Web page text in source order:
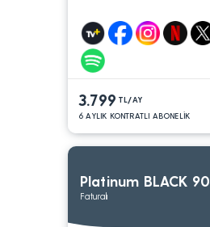
3.799 TL/AY
6 AYLIK KONTRATLI ABONELİK
Platinum BLACK 90
Faturalı